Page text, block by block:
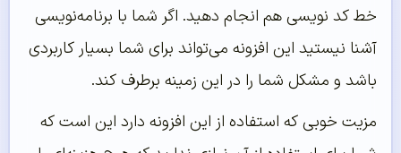
خط کد نویسی هم انجام دهید. اگر شما با برنامه‌نویسی
آشنا نیستید این افزونه می‌تواند برای شما بسیار کاربردی
باشد و مشکل شما را در این زمینه برطرف کند.
مزیت خوبی که استفاده از این افزونه دارد این است که